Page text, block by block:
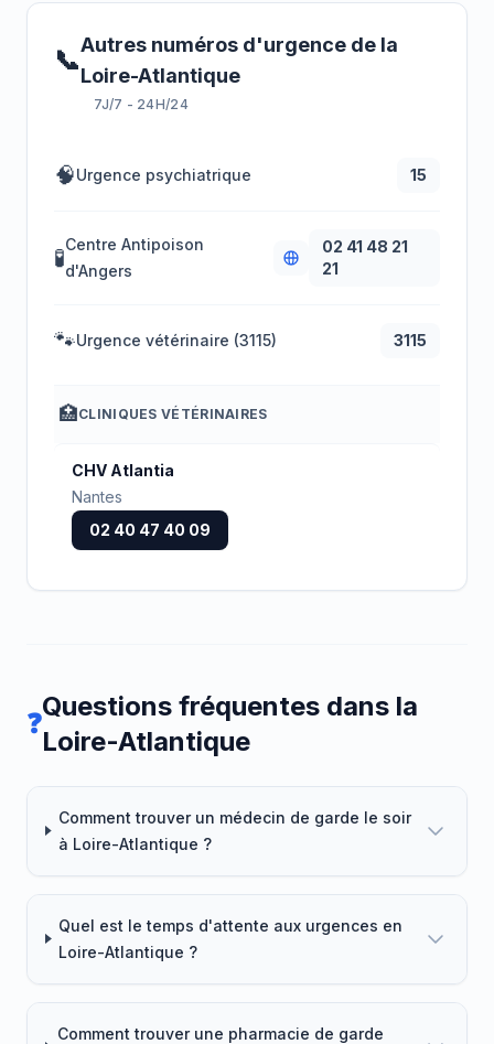
📞Autres numéros d'urgence de la
Loire-Atlantique
7J/7 - 24H/24
🧠Urgence psychiatrique 15
🧪
Centre Antipoison
d'Angers
02 41 48 21
21
🐾Urgence vétérinaire (3115) 3115
🏥CLINIQUES VÉTÉRINAIRES
CHV Atlantia
Nantes
02 40 47 40 09
❓
Questions fréquentes dans la
Loire-Atlantique
Comment trouver un médecin de garde le soir
à Loire-Atlantique ?
Quel est le temps d'attente aux urgences en
Loire-Atlantique ?
Comment trouver une pharmacie de garde